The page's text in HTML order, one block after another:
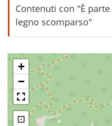
Contenuti con "È
legno scomparso"
Lastra sopra la
Macina del vecchio
+
−
⊡